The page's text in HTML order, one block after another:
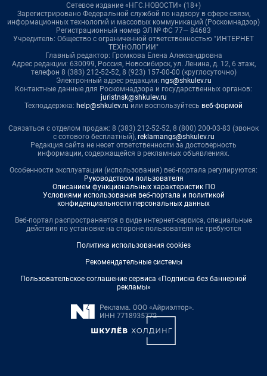
Сетевое издание «НГС.НОВОСТИ» (18+)
Зарегистрировано Федеральной службой по надзору в сфере связи,
информационных технологий и массовых коммуникаций (Роскомнадзор)
Регистрационный номер ЭЛ № ФС 77— 84683
Учредитель: Общество с ограниченной ответственностью "ИНТЕРНЕТ
ТЕХНОЛОГИИ"
Главный редактор: Громкова Елена Александровна
Адрес редакции: 630099, Россия, Новосибирск, ул. Ленина, д. 12, 6 этаж,
телефон 8 (383) 212-52-52, 8 (923) 157-00-00 (круглосуточно)
Электронный адрес редакции: ngs@shkulev.ru
Контактные данные для Роскомнадзора и государственных органов:
juristnsk@shkulev.ru
Техподдержка: help@shkulev.ru или воспользуйтесь веб-формой
Связаться с отделом продаж: 8 (383) 212-52-52, 8 (800) 200-03-83 (звонок
с сотового бесплатный), reklamangs@shkulev.ru
Редакция сайта не несет ответственности за достоверность
информации, содержащейся в рекламных объявлениях.
Особенности эксплуатации (использования) веб-портала регулируются:
Руководством пользователя
Описанием функциональных характеристик ПО
Условиями использования веб-портала и политикой
конфиденциальности персональных данных
Веб-портал распространяется в виде интернет-сервиса, специальные
действия по установке на стороне пользователя не требуются
Политика использования cookies
Рекомендательные системы
Пользовательское соглашение сервиса «Подписка без баннерной
рекламы»